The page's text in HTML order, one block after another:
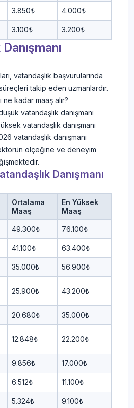
3.850₺ 4.000₺
3.100₺ 3.200₺
vatandaşlık başvurularında
takip eden uzmanlardır.
ne kadar maaş alır?
vatandaşlık danışmanı
vatandaşlık danışmanı
vatandaşlık danışmanı
ölçeğine ve deneyim
Danışmanı
Ortalama
Maaş
En Yüksek
Maaş
49.300₺ 76.100₺
41.100₺ 63.400₺
35.000₺ 56.900₺
25.900₺ 43.200₺
20.680₺ 35.000₺
12.848₺ 22.200₺
9.856₺ 17.000₺
6.512₺ 11.100₺
5.324₺ 9.100₺